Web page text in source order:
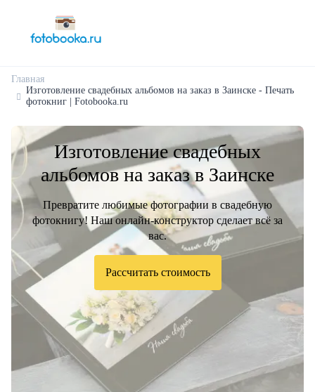
Главная
Изготовление свадебных альбомов на заказ в Заинске - Печать
фотокниг | Fotobooka.ru
Изготовление свадебных
альбомов на заказ в Заинске
Превратите любимые фотографии в свадебную
фотокнигу! Наш онлайн-конструктор сделает всё за
вас.
Рассчитать стоимость